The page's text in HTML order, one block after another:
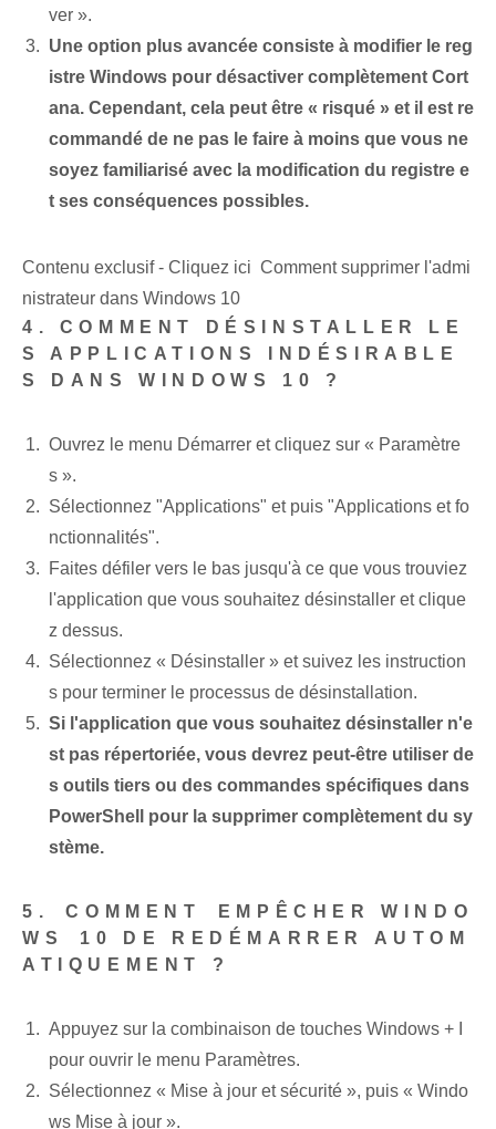
ver ».
Une option plus avancée consiste à modifier le reg
istre Windows pour désactiver complètement Cort
ana. Cependant, cela peut être « risqué » et il est re
commandé de ne pas le faire à moins que vous ne
soyez familiarisé avec la modification du registre e
t ses conséquences possibles.
Contenu exclusif - Cliquez ici Comment supprimer l'admi
nistrateur dans Windows 10
4. COMMENT DÉSINSTALLER LE
S APPLICATIONS INDÉSIRABLE
S DANS WINDOWS 10 ?
Ouvrez le menu Démarrer et cliquez sur « Paramètre
s ».
Sélectionnez "Applications" ⁤et‌ puis "Applications et fo
nctionnalités".
Faites défiler vers le bas jusqu'à ce que vous trouviez
l'application que vous souhaitez désinstaller et clique
z dessus.
Sélectionnez « Désinstaller » et suivez les instruction
s pour terminer le processus de désinstallation.
Si l'application que vous souhaitez désinstaller n'e
st pas répertoriée, vous devrez peut-être utiliser de
s outils tiers ou des commandes spécifiques dans
PowerShell pour la supprimer complètement du sy
stème.
5.⁤ COMMENT ⁢EMPÊCHER WINDO
WS⁤ 10 DE REDÉMARRER AUTOM
ATIQUEMENT ?
Appuyez sur la combinaison de touches Windows ⁣+ I
pour ouvrir le menu Paramètres.
Sélectionnez « Mise à jour et sécurité », puis⁤ « Windo
ws ‍Mise à jour ».